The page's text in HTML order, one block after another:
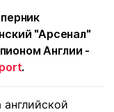
"Арсенал"
Англии -
.